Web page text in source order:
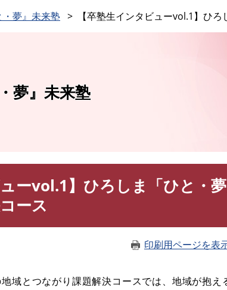
夢』未来塾 【卒塾生インタビューvol.1】ひ
夢』未来塾
ーvol.1】ひろしま「ひと・
ース
印刷用ページを表
域とつながり課題解決コースでは、地域が抱え